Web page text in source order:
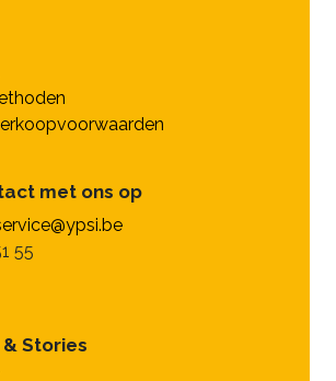
met ons op
55
& Stories